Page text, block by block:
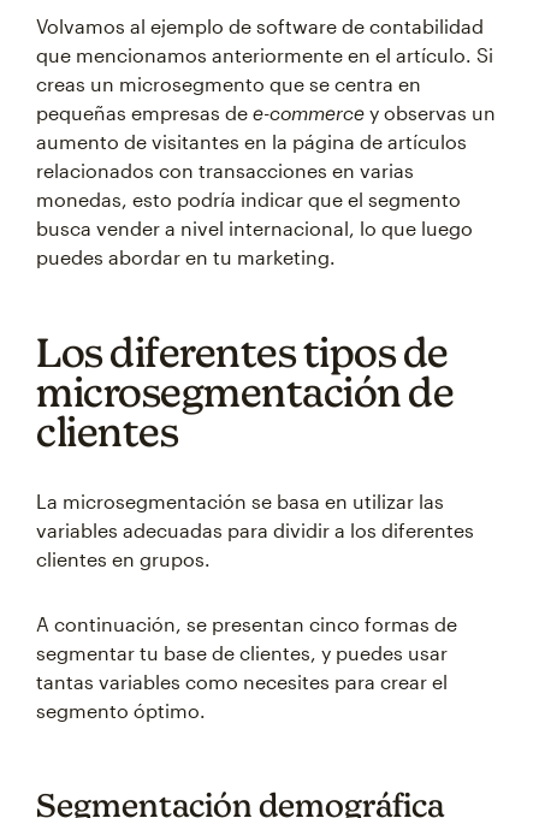
Volvamos al ejemplo de software de contabilidad
que mencionamos anteriormente en el artículo. Si
creas un microsegmento que se centra en
pequeñas empresas de e-commerce y observas un
aumento de visitantes en la página de artículos
relacionados con transacciones en varias
monedas, esto podría indicar que el segmento
busca vender a nivel internacional, lo que luego
puedes abordar en tu marketing.
Los diferentes tipos de
microsegmentación de
clientes
La microsegmentación se basa en utilizar las
variables adecuadas para dividir a los diferentes
clientes en grupos.
A continuación, se presentan cinco formas de
segmentar tu base de clientes, y puedes usar
tantas variables como necesites para crear el
segmento óptimo.
Segmentación demográfica